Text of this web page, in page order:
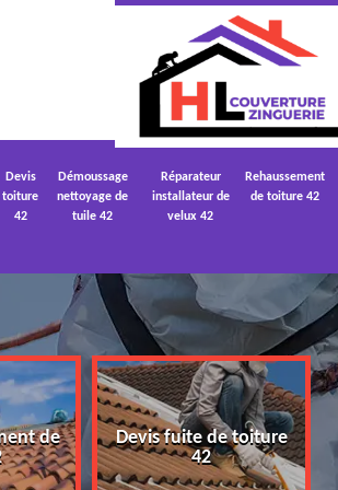
Devis
toiture
42
Démoussage
nettoyage de
tuile 42
Réparateur
installateur de
velux 42
Rehaussement
de toiture 42
de
Devis fuite de toiture
42